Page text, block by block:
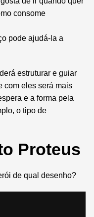
consome
pode ajudá-la a
estruturar e guiar
com eles será mais
e a forma pela
o tipo de
Proteus
de qual desenho?